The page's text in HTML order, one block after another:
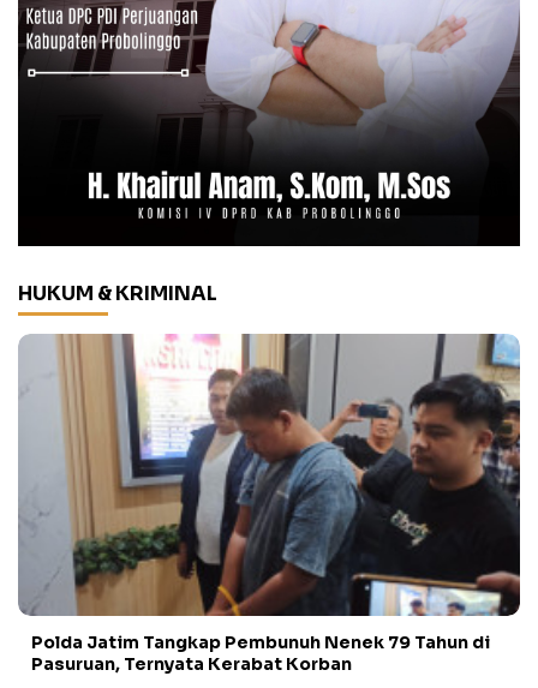
HUKUM & KRIMINAL
Polda Jatim Tangkap Pembunuh Nenek 79 Tahun di
Pasuruan, Ternyata Kerabat Korban